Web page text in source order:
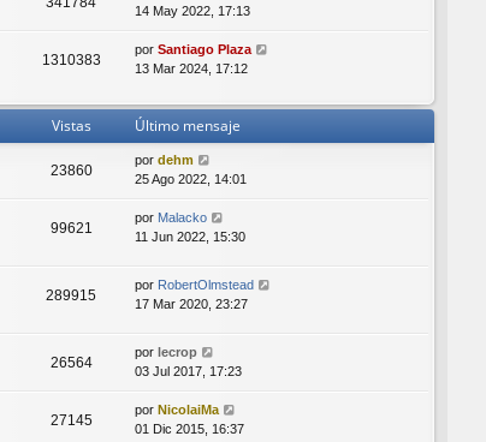
14 May 2022, 17:13
1310383
por Santiago Plaza
13 Mar 2024, 17:12
Vistas Último mensaje
23860
por dehm
25 Ago 2022, 14:01
99621
por Malacko
11 Jun 2022, 15:30
289915
por RobertOlmstead
17 Mar 2020, 23:27
26564
por lecrop
03 Jul 2017, 17:23
27145
por NicolaiMa
01 Dic 2015, 16:37